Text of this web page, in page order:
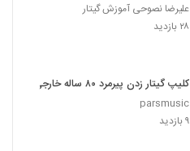
علیرضا نصوحی آموزش گیتار
۲۸ بازدید
کلیپ گیتار زدن پیرمرد ۸۰ ساله خارجی
parsmusic
۹ بازدید